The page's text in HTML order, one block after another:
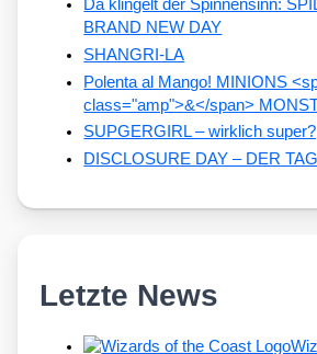
Da klingelt der Spinnensinn:
BRAND NEW DAY
SHANGRI-LA
Polenta al Mango! MINIONS
class="amp">&</span>
SUPGERGIRL – wirklich super?
DISCLOSURE DAY – DER
Letzte News